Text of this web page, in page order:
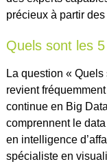
précieux à partir
Quels sont les
La question «
revient
continue en Big
comprennent le
en intelligence
spécialiste en